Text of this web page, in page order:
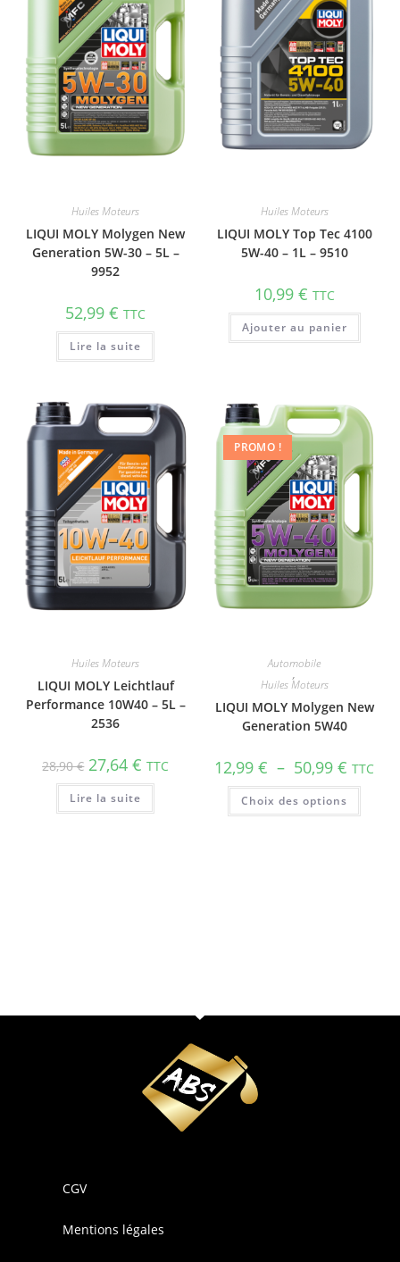
Huiles Moteurs
LIQUI MOLY Molygen New
Generation 5W-30 – 5L –
9952
52,99€ TTC
Lire la suite
Huiles Moteurs
LIQUI MOLY Top Tec 4100
5W-40 – 1L – 9510
10,99 € TTC
Ajouter au panier
Huiles Moteurs
LIQUI MOLY Leichtlauf
Performance 10W40 – 5L –
2536
28,90€ 27,64€ TTC
Lire la suite
PROMO !
Automobile
,
Huiles Moteurs
LIQUI MOLY Molygen New
Gene­ra­tion 5W40
12,99€ – 50,99€ TTC
Choix des options
CGV
Mentions légales